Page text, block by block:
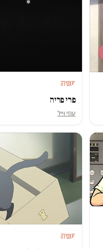
סאטירה
פרי פריה
עוזי וייל
סאטירה